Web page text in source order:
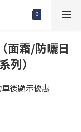
面霜/防曬日
列）
後顯示優惠